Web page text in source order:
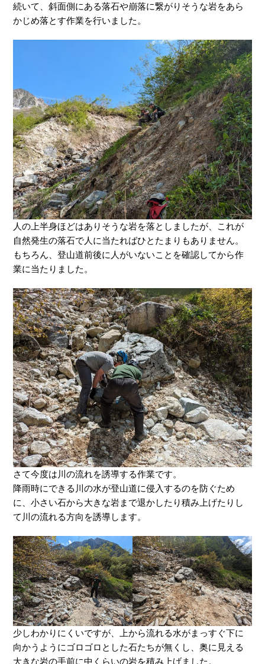
続いて、斜面側にある落石や崩落に繋がりそうな岩をあら
かじめ落とす作業を行いました。
人の上半身ほどはありそうな岩を落としましたが、これが
自然発生の落石で人に当たればひとたまりもありません。
もちろん、登山道前後に人がいないことを確認してから作
業に当たりました。
さて今度は川の流れを誘導する作業です。
降雨時にできる川の水が登山道に侵入するのを防ぐため
に、小さい石から大きな岩まで退かしたり積み上げたりし
て川の流れる方向を誘導します。
少しわかりにくいですが、上から流れる水がまっすぐ下に
向かうようにゴロゴロとした石たちが無くし、奥に見える
大きな岩の手前に中くらいの岩を積み上げました。